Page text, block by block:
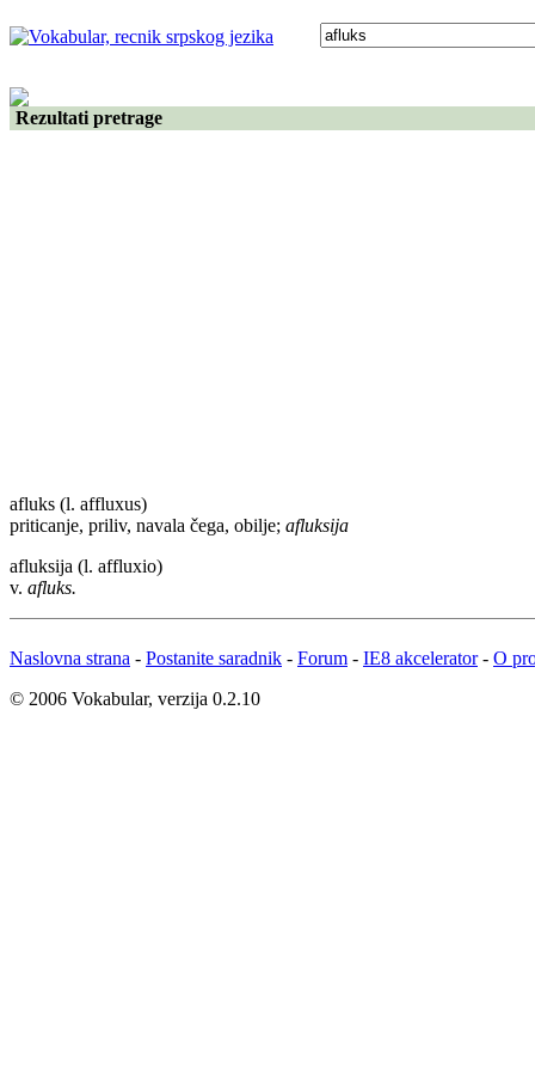
Rezultati pretrage
afluks (l. affluxus)
priticanje, priliv, navala čega, obilje; afluksija
afluksija (l. affluxio)
v. afluks.
Naslovna strana - Postanite saradnik - Forum - IE8 akcelerator- O
© 2006 Vokabular, verzija 0.2.10